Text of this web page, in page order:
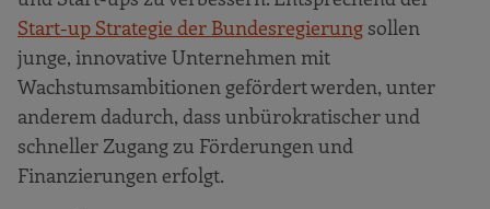
Start-up Strategie der Bundesregierung sollen
junge, innovative Unternehmen mit
Wachstumsambitionen gefördert werden, unter
anderem dadurch, dass unbürokratischer und
schneller Zugang zu Förderungen und
Finanzierungen erfolgt.